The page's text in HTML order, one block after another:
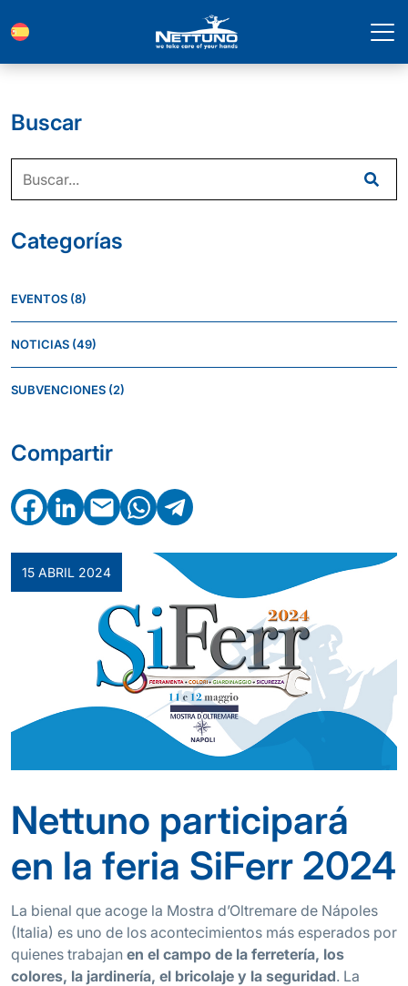
Buscar
Categorías
EVENTOS (8)
NOTICIAS (49)
SUBVENCIONES (2)
Compartir
Facebook
LinkedIn
EmailWhatsApp
Telegram
15 ABRIL 2024
Nettuno participará
en la feria SiFerr 2024
La bienal que acoge la Mostra d’Oltremare de Nápoles
(Italia) es uno de los acontecimientos más esperados por
quienes trabajan en el campo de la ferretería, los
colores, la jardinería, el bricolaje y la seguridad. La